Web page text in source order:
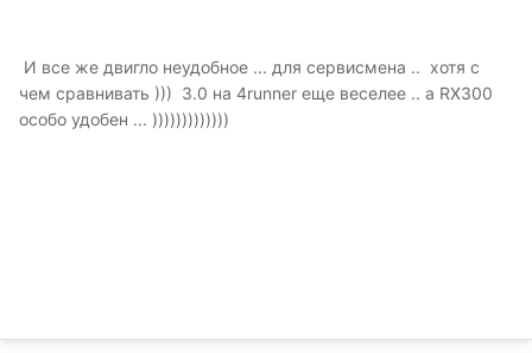
И все же двигло неудобное ... для сервисмена .. хотя с
чем сравнивать ))) 3.0 на 4runner еще веселее .. а RX300
особо удобен ... )))))))))))))